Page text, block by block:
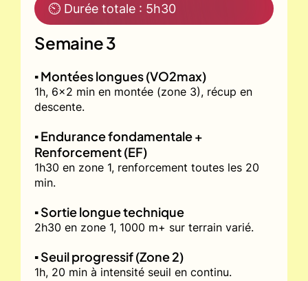
⏲ Durée totale : 5h30
Semaine 3
▪️ Montées longues (VO2max)
1h, 6x2 min en montée (zone 3), récup en
descente.
▪️ Endurance fondamentale +
Renforcement (EF)
1h30 en zone 1, renforcement toutes les 20
min.
▪️ Sortie longue technique
2h30 en zone 1, 1000 m+ sur terrain varié.
▪️ Seuil progressif (Zone 2)
1h, 20 min à intensité seuil en continu.